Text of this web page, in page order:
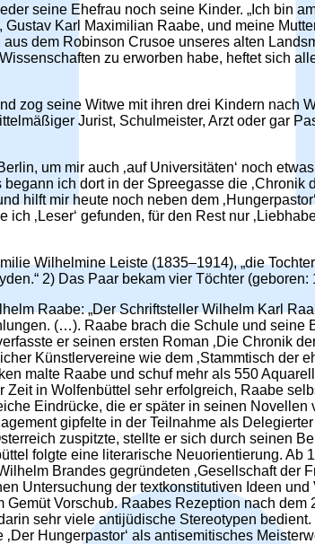
seine Ehefrau noch seine Kinder. „Ich bin
Karl Maximilian Raabe, und meine
dem Robinson Crusoe unseres alten
zu erworben habe, heftet sich
zog seine Witwe mit ihren drei Kindern
Jurist, Schulmeister, Arzt oder gar
um mir auch ‚auf Universitäten‘ noch
ich dort in der Spreegasse die
hilft mir heute noch neben dem
‚Leser‘ gefunden, für den Rest nur
Wilhelmine Leiste (1835–1914), „die
2) Das Paar bekam vier Töchter (geboren:
Raabe: „Der Schriftsteller Wilhelm Karl
(…). Raabe brach die Schule und
er seinen ersten Roman ‚Die Chronik
Künstlervereine wie dem ‚Stammtisch der
malte Raabe und schuf mehr als 550
in Wolfenbüttel sehr erfolgreich, Raabe
Eindrücke, die er später in seinen
gipfelte in der Teilnahme als
zuspitzte, stellte er sich durch seinen
folgte eine literarische Neuorientierung.
Brandes gegründeten ‚Gesellschaft der
Untersuchung der textkonstitutiven Ideen
Vorschub. Raabes Rezeption nach
sehr viele antijüdische Stereotypen
Hungerpastor‘ als antisemitisches